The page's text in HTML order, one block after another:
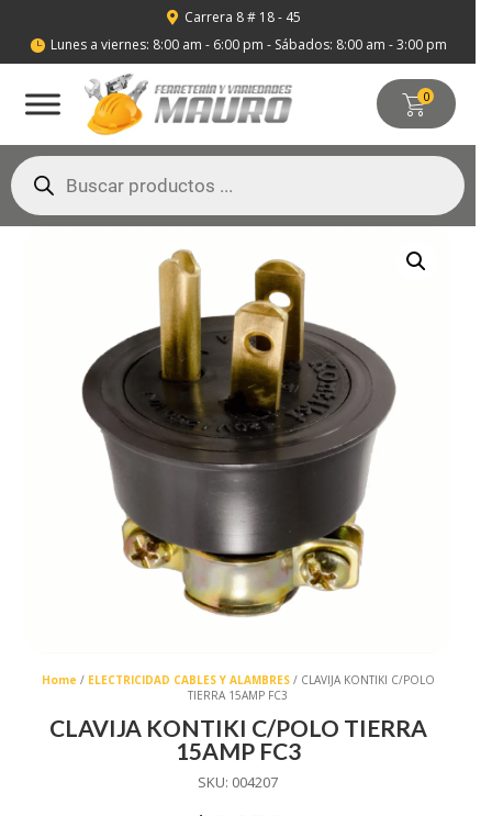
 Carrera 8 # 18 - 45
 Lunes a viernes: 8:00 am - 6:00 pm - Sábados: 8:00 am - 3:00 pm
0
Búsqueda
de
productos
Home / ELECTRICIDAD CABLES Y ALAMBRES/ CLAVIJA KONTIKI C/POLO
TIERRA 15AMP FC3
CLAVIJA KONTIKI C/POLO TIERRA
15AMP FC3
SKU: 004207